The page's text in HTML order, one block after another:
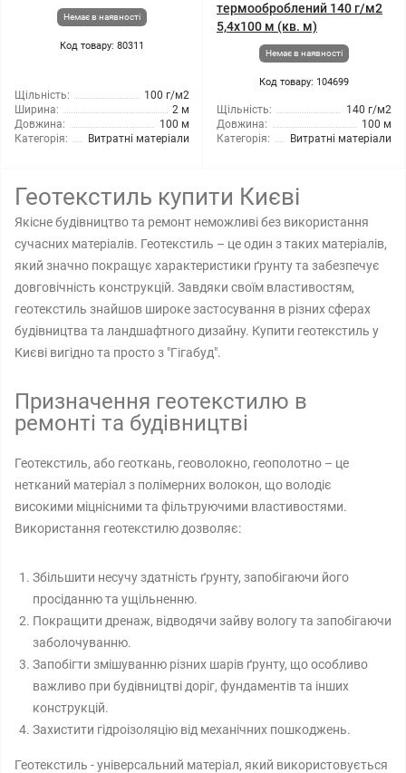
Немає в наявності
Код товару: 80311
Щільність:
100 г/м2
Ширина:
2 м
Довжина:
100 м
Категорія:
Витратні матеріали
термооброблений 140 г/м2
5,4x100 м (кв. м)
Немає в наявності
Код товару: 104699
Щільність:
140 г/м2
Довжина:
100 м
Категорія:
Витратні матеріали
Геотекстиль купити Києві
Якісне будівництво та ремонт неможливі без використання
сучасних матеріалів. Геотекстиль – це один з таких матеріалів,
який значно покращує характеристики ґрунту та забезпечує
довговічність конструкцій. Завдяки своїм властивостям,
геотекстиль знайшов широке застосування в різних сферах
будівництва та ландшафтного дизайну. Купити геотекстиль у
Києві вигідно та просто з "Гігабуд".
Призначення геотекстилю в
ремонті та будівництві
Геотекстиль, або геоткань, геоволокно, геополотно – це
нетканий матеріал з полімерних волокон, що володіє
високими міцнісними та фільтруючими властивостями.
Використання геотекстилю дозволяє:
Збільшити несучу здатність ґрунту, запобігаючи його
просіданню та ущільненню.
Покращити дренаж, відводячи зайву вологу та запобігаючи
заболочуванню.
Запобігти змішуванню різних шарів ґрунту, що особливо
важливо при будівництві доріг, фундаментів та інших
конструкцій.
Захистити гідроізоляцію від механічних пошкоджень.
Геотекстиль - універсальний матеріал, який використовується